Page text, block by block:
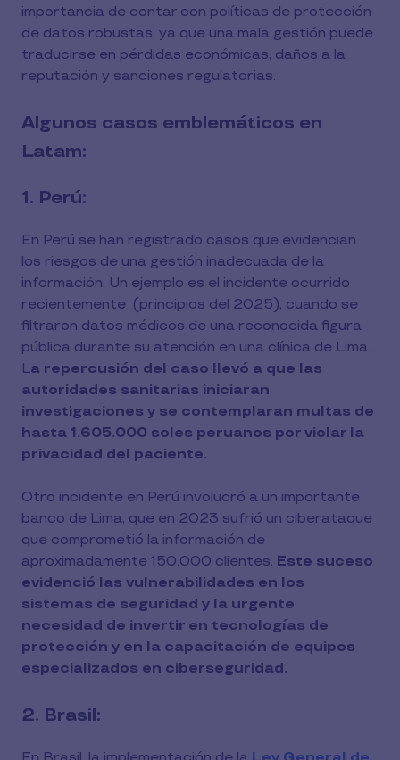
importancia de contar con políticas de protección
de datos robustas, ya que una mala gestión puede
traducirse en pérdidas económicas, daños a la
reputación y sanciones regulatorias.
Algunos casos emblemáticos en
Latam:
1. Perú:
En Perú se han registrado casos que evidencian
los riesgos de una gestión inadecuada de la
información. Un ejemplo es el incidente ocurrido
recientemente (principios del 2025), cuando se
filtraron datos médicos de una reconocida figura
pública durante su atención en una clínica de Lima.
La repercusión del caso llevó a que las
autoridades sanitarias iniciaran
investigaciones y se contemplaran multas de
hasta 1.605.000 soles peruanos por violar la
privacidad del paciente.
Otro incidente en Perú involucró a un importante
banco de Lima, que en 2023 sufrió un ciberataque
que comprometió la información de
aproximadamente 150.000 clientes. Este suceso
evidenció las vulnerabilidades en los
sistemas de seguridad y la urgente
necesidad de invertir en tecnologías de
protección y en la capacitación de equipos
especializados en ciberseguridad.
2. Brasil: